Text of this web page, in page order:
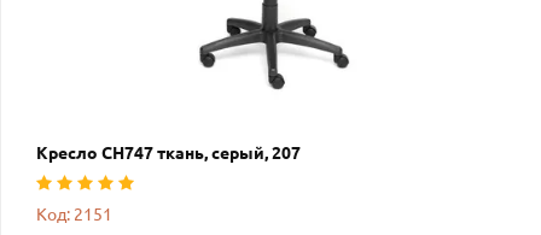
Кресло СН747 ткань, серый, 207
Код: 2151